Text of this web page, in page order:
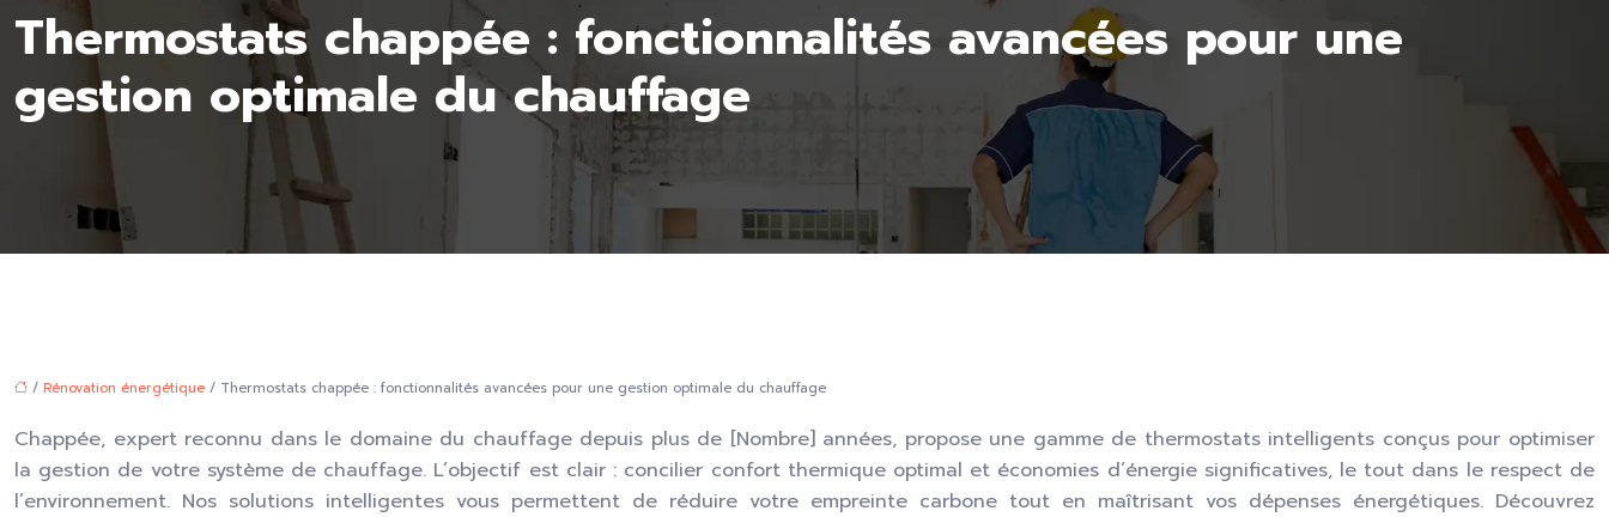
Thermostats chappée : fonctionnalités avancées pour une
gestion optimale du chauffage
/ Rénovation énergétique / Thermostats chappée : fonctionnalités avancées pour une gestion optimale du chauffage
Chappée, expert reconnu dans le domaine du chauffage depuis plus de [Nombre] années, propose une gamme de thermostats intelligents conçus pour optimiser
la gestion de votre système de chauffage. L’objectif est clair : concilier confort thermique optimal et économies d’énergie significatives, le tout dans le respect de
l’environnement. Nos solutions intelligentes vous permettent de réduire votre empreinte carbone tout en maîtrisant vos dépenses énergétiques. Découvrez